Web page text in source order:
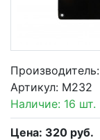
Производитель:
Артикул: M232
Наличие: 16 шт.
Цена: 320 руб.